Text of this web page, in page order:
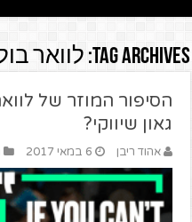
Tag Archives: לוואר
הסיפור המוזר של
גאון שיווקי?
אהוד ריבן 6 במאי 2017